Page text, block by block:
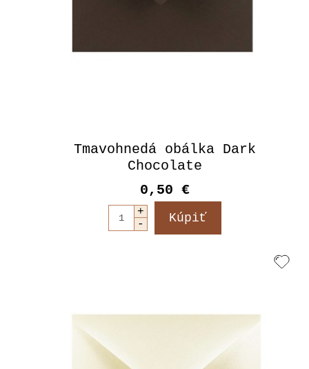
Tmavohnedá obálka Dark
Chocolate
0,50 €